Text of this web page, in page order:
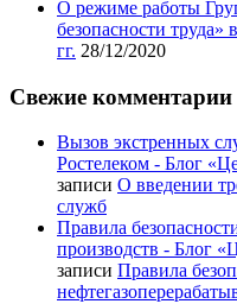
О режиме работы
безопасности
гг. 28/12/2020
Свежие комментарии
Вызов экстренных
Ростелеком - Блог
записи О введении
служб
Правила
производств - Блог
записи Правила